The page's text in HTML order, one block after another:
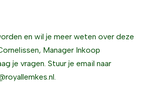
en wil je meer weten over deze
Manager Inkoop
je vragen. Stuur je email naar